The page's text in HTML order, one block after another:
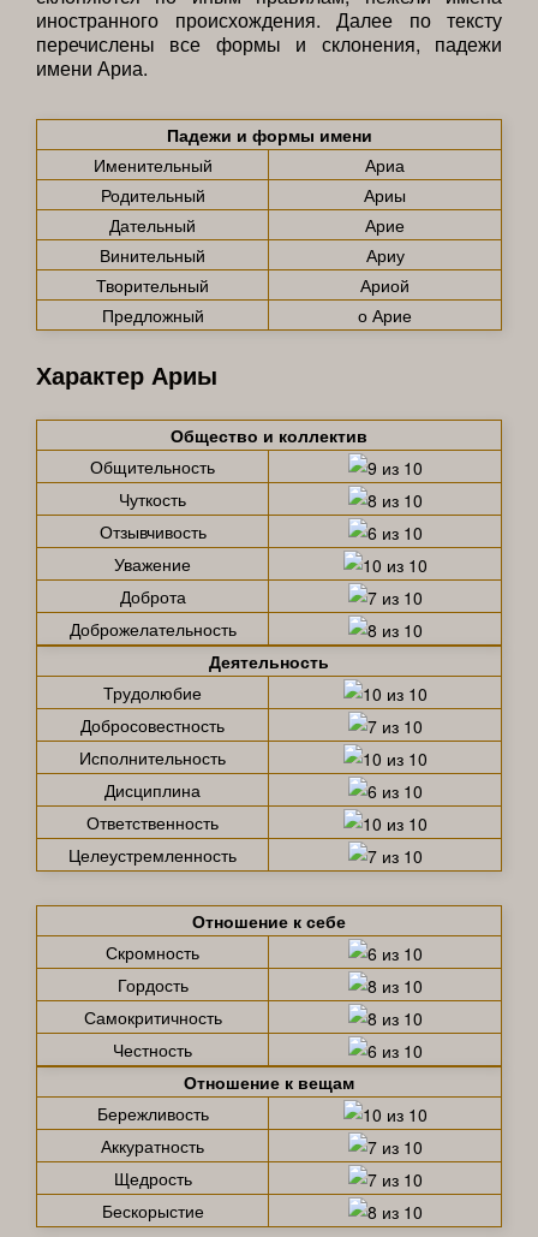
иностранного происхождения. Далее по тексту
перечислены все формы и склонения, падежи
имени Ариа.
Падежи и формы имени
Именительный
Ариа
Родительный
Ариы
Дательный
Арие
Винительный
Ариу
Творительный
Ариой
Предложный
о Арие
Характер Ариы
Общество и коллектив
Общительность
Чуткость
Отзывчивость
Уважение
Доброта
Доброжелательность
Деятельность
Трудолюбие
Добросовестность
Исполнительность
Дисциплина
Ответственность
Целеустремленность
Отношение к себе
Скромность
Гордость
Самокритичность
Честность
Отношение к вещам
Бережливость
Аккуратность
Щедрость
Бескорыстие